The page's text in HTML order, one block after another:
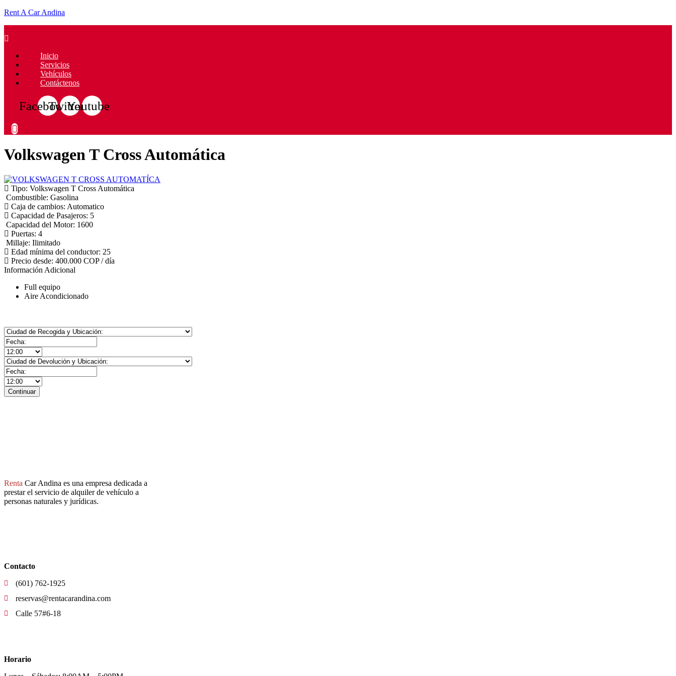
Rent A Car Andina
Menú
Inicio
Servicios
Vehículos
Contáctenos
Facebook
TwitterYoutube
Volkswagen T Cross Automática
Tipo: Volkswagen T Cross Automática
Combustible: Gasolina
Caja de cambios: Automatico
Capacidad de Pasajeros: 5
Capacidad del Motor: 1600
Puertas: 4
Millaje: Ilimitado
Edad mínima del conductor: 25
Precio desde: 400.000 COP/ día
Información Adicional
Full equipo
Aire Acondicionado
Renta CarAndina es una empresa dedicada a
prestar el servicio de alquiler de vehículo a
personas naturales y jurídicas.
Contacto
(601) 762-1925
reservas@rentacarandina.com
Calle 57#6-18
Horario